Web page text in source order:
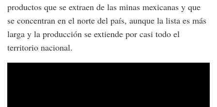
productos que se extraen de las minas mexicanas y que
se concentran en el norte del país, aunque la lista es más
larga y la producción se extiende por casi todo el
territorio nacional.